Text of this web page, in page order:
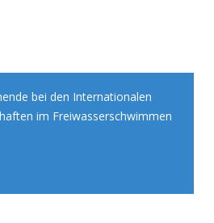
bei den Internationalen
im Freiwasserschwimmen